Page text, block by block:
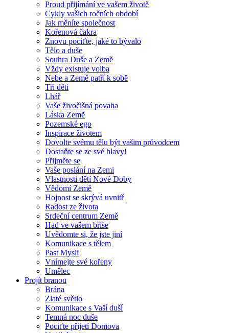
Proud přijímání ve vašem životě
Cykly vašich ročních období
Jak měníte společnost
Kořenová čakra
Znovu pociťte, jaké to bývalo
Tělo a duše
Souhra Duše a Země
Vždy existuje volba
Nebe a Země patří k sobě
Tři děti
Lhář
Vaše živočišná povaha
Láska Země
Pozemské ego
Inspirace životem
Dovolte svému tělu být vašim průvodcem
Dostaňte se ze své hlavy!
Přijměte se
Vaše poslání na Zemi
Vlastnosti dětí Nové Doby
Vědomí Země
Hojnost se skrývá uvnitř
Radost ze života
Srdeční centrum Země
Had ve vašem břiše
Uvědomte si, že jste jiní
Komunikace s tělem
Past Mysli
Vnímejte své kořeny
Umělec
Projít branou
Brána
Zlaté světlo
Komunikace s Vaší duší
Temná noc duše
Pociťte přijetí Domova